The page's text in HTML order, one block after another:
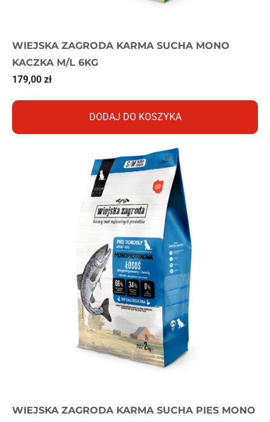
WIEJSKA ZAGRODA KARMA SUCHA MONO
KACZKA M/L 6KG
179,00 zł
DODAJ DO KOSZYKA
WIEJSKA ZAGRODA KARMA SUCHA PIES MONO